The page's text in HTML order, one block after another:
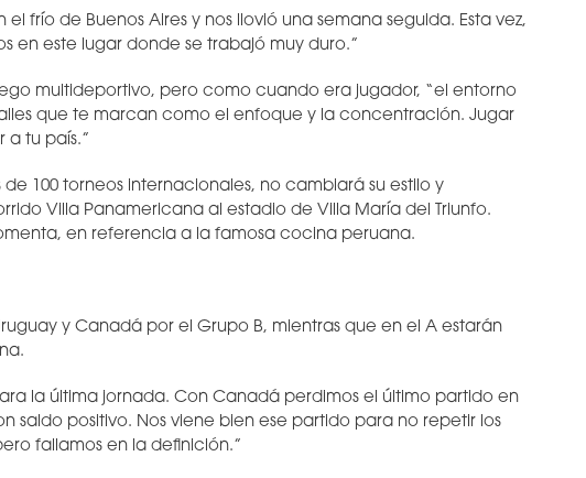
frío de Buenos Aires y nos llovió una semana seguida. Esta vez,
en este lugar donde se trabajó muy duro.”
multideportivo, pero como cuando era jugador, “el entorno
que te marcan como el enfoque y la concentración. Jugar
a tu país.”
100 torneos internacionales, no cambiará su estilo y
Villa Panamericana al estadio de Villa María del Triunfo.
en referencia a la famosa cocina peruana.
y Canadá por el Grupo B, mientras que en el A estarán
la última jornada. Con Canadá perdimos el último partido en
saldo positivo. Nos viene bien ese partido para no repetir los
fallamos en la definición.”